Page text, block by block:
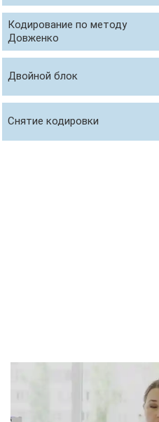
Кодирование по методу
Довженко
Двойной блок
Снятие кодировки